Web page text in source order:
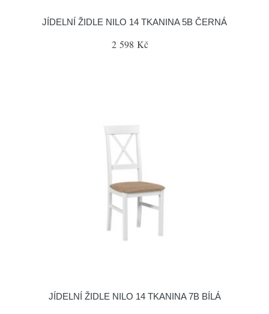
JÍDELNÍ ŽIDLE NILO 14 TKANINA 5B ČERNÁ
2 598 Kč
JÍDELNÍ ŽIDLE NILO 14 TKANINA 7B BÍLÁ